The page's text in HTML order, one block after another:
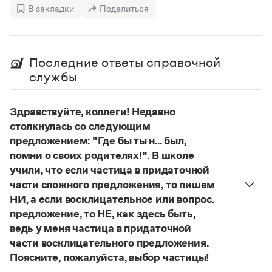
Словари русского языка как государственного
Справочники
Правила русской орфографии и пунктуации
для школьников
Письмовник
Справочник по пунктуации
Словарь-справочник трудностей
Справочник по фразеологии
Азбучные истины
Словарь-справочник непростые слова
Все справочники портала
Журнал
Новости и события
В закладки Поделиться
Последние ответы справочной
службы
Здравствуйте, коллеги! Недавно
столкнулась со следующим
предложением: "Где бы ты н... был,
помни о своих родителях!". В школе
учили, что если частица в придаточной
части сложного предложения, то пишем
НИ, а если восклицательное или вопрос.
предложение, то НЕ, как здесь быть,
ведь у меня частица в придаточной
части восклицательного предложения.
Поясните, пожалуйста, выбор частицы!